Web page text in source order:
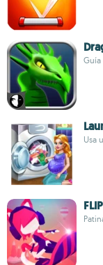
Guía
Usa